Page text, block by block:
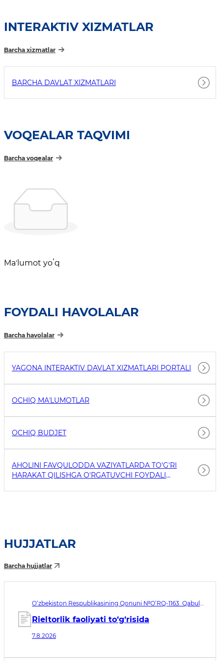
INTERAKTIV XIZMATLAR
Barcha xizmatlar
BARCHA DAVLAT XIZMATLARI
VOQEALAR TAQVIMI
Barcha voqealar
Maʼlumot yoʻq
FOYDALI HAVOLALAR
Barcha havolalar
YAGONA INTERAKTIV DAVLAT XIZMATLARI PORTALI
OCHIQ MAʼLUMOTLAR
OCHIQ BUDJET
AHOLINI FAVQULODDA VAZIYATLARDA TO'G'RI
HARAKAT QILISHGA O'RGATUVCHI FOYDALI
HUJJATLAR
Barcha hujjatlar
O‘zbekiston Respublikasining Qonuni №O‘RQ-1163. Qabul
Rieltorlik faoliyati to‘g‘risida
7.8.2026